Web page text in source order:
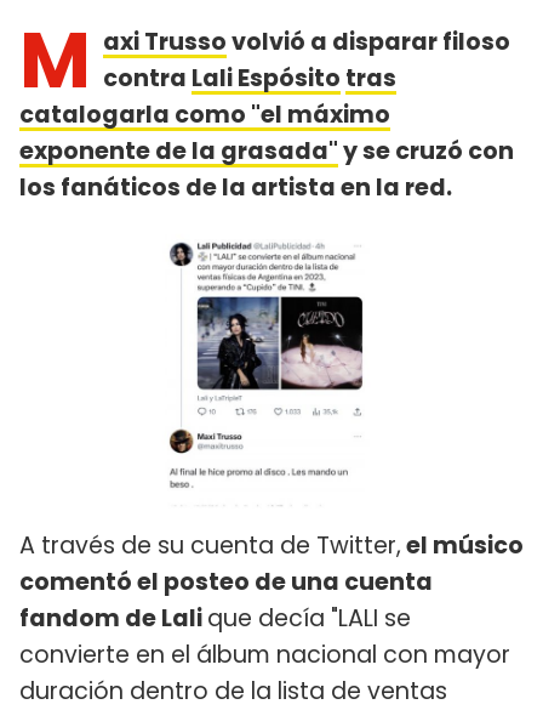
M axi Trussovolvió a disparar filoso
contra Lali Espósito tras
catalogarla como "el máximo
exponente de la grasada"y se cruzó con
los fanáticos de la artista en la red.
A través de su cuenta de Twitter,el músico
comentó el posteo de una cuenta
fandom de Lalique decía "LALI se
convierte en el álbum nacional con mayor
duración dentro de la lista de ventas